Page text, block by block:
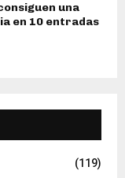
una
en 10 entradas
(119)